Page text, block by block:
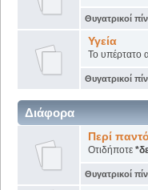
Θυγατρικοί
Υγεία
Το υπέρτατο
Θυγατρικοί
Διάφορα
Περί
Οτιδήποτε
Θυγατρικοί